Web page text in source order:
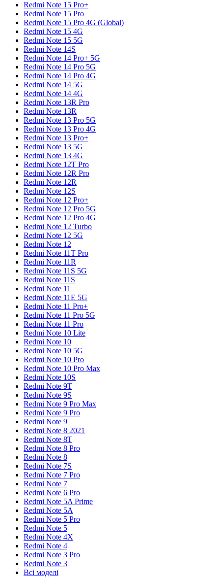
Redmi Note 15 Pro+
Redmi Note 15 Pro
Redmi Note 15 Pro 4G (Global)
Redmi Note 15 4G
Redmi Note 15 5G
Redmi Note 14S
Redmi Note 14 Pro+ 5G
Redmi Note 14 Pro 5G
Redmi Note 14 Pro 4G
Redmi Note 14 5G
Redmi Note 14 4G
Redmi Note 13R Pro
Redmi Note 13R
Redmi Note 13 Pro 5G
Redmi Note 13 Pro 4G
Redmi Note 13 Pro+
Redmi Note 13 5G
Redmi Note 13 4G
Redmi Note 12T Pro
Redmi Note 12R Pro
Redmi Note 12R
Redmi Note 12S
Redmi Note 12 Pro+
Redmi Note 12 Pro 5G
Redmi Note 12 Pro 4G
Redmi Note 12 Turbo
Redmi Note 12 5G
Redmi Note 12
Redmi Note 11T Pro
Redmi Note 11R
Redmi Note 11S 5G
Redmi Note 11S
Redmi Note 11
Redmi Note 11E 5G
Redmi Note 11 Pro+
Redmi Note 11 Pro 5G
Redmi Note 11 Pro
Redmi Note 10 Lite
Redmi Note 10
Redmi Note 10 5G
Redmi Note 10 Pro
Redmi Note 10 Pro Max
Redmi Note 10S
Redmi Note 9T
Redmi Note 9S
Redmi Note 9 Pro Max
Redmi Note 9 Pro
Redmi Note 9
Redmi Note 8 2021
Redmi Note 8T
Redmi Note 8 Pro
Redmi Note 8
Redmi Note 7S
Redmi Note 7 Pro
Redmi Note 7
Redmi Note 6 Pro
Redmi Note 5A Prime
Redmi Note 5A
Redmi Note 5 Pro
Redmi Note 5
Redmi Note 4X
Redmi Note 4
Redmi Note 3 Pro
Redmi Note 3
Всі моделі